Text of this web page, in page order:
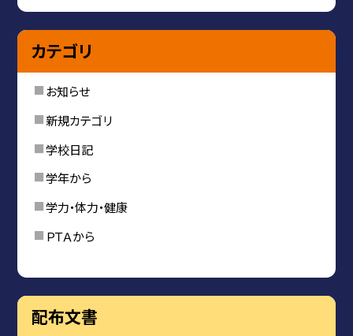
カテゴリ
お知らせ
新規カテゴリ
学校日記
学年から
学力・体力・健康
ＰＴＡから
配布文書